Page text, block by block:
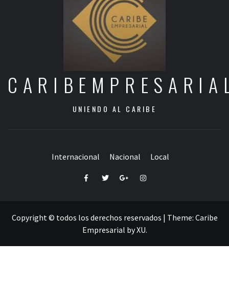
UNIENDO AL CARIBE
Internacional Nacional Local
FacebookTwitterGoogle+Instagram
Copyright © todos los derechos reservados | Theme: Caribe
Empresarial byXU.